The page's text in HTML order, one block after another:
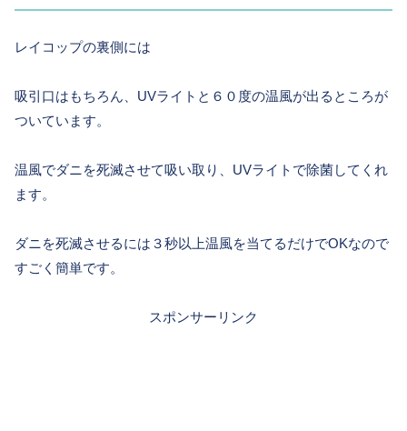
レイコップの裏側には
吸引口はもちろん、UVライトと６０度の温風が出るところが
ついています。
温風でダニを死滅させて吸い取り、UVライトで除菌してくれ
ます。
ダニを死滅させるには３秒以上温風を当てるだけでOKなので
すごく簡単です。
スポンサーリンク